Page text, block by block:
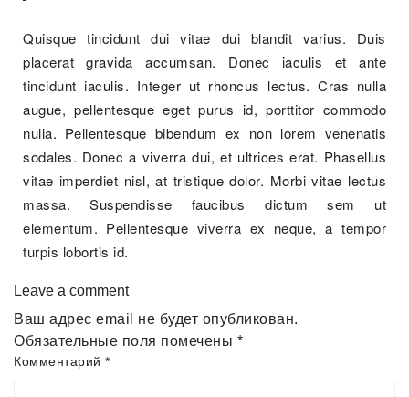
Quisque tincidunt dui vitae dui blandit varius. Duis
placerat gravida accumsan. Donec iaculis et ante
tincidunt iaculis. Integer ut rhoncus lectus. Cras nulla
augue, pellentesque eget purus id, porttitor commodo
nulla. Pellentesque bibendum ex non lorem venenatis
sodales. Donec a viverra dui, et ultrices erat. Phasellus
vitae imperdiet nisl, at tristique dolor. Morbi vitae lectus
massa. Suspendisse faucibus dictum sem ut
elementum. Pellentesque viverra ex neque, a tempor
turpis lobortis id.
Leave a comment
Ваш адрес email не будет опубликован.
Обязательные поля помечены *
Комментарий *